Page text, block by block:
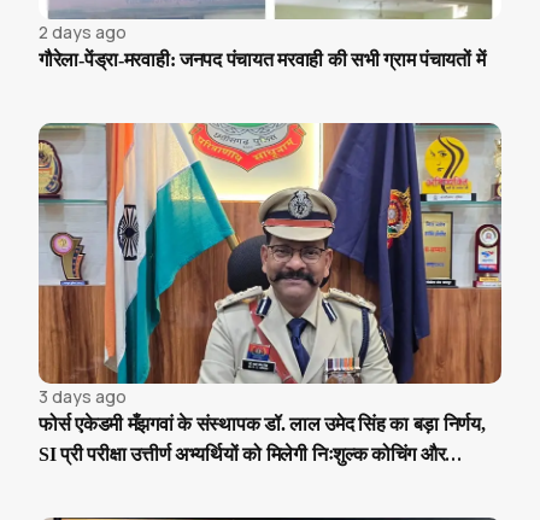
2 days ago
गौरेला-पेंड्रा-मरवाही: जनपद पंचायत मरवाही की सभी ग्राम पंचायतों में
3 days ago
फोर्स एकेडमी मँझगवां के संस्थापक डॉ. लाल उमेद सिंह का बड़ा निर्णय,
SI प्री परीक्षा उत्तीर्ण अभ्यर्थियों को मिलेगी निःशुल्क कोचिंग और